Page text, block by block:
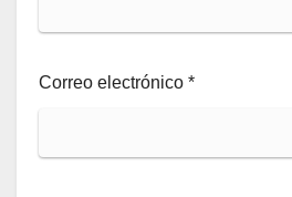
Correo electrónico *